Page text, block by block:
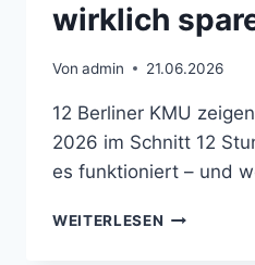
WANN
NICHT
wirklich
Von admin 21.06.2026
12 Berliner KMU
2026 im Schnitt 12
es funktioniert – und
WEITERLESEN